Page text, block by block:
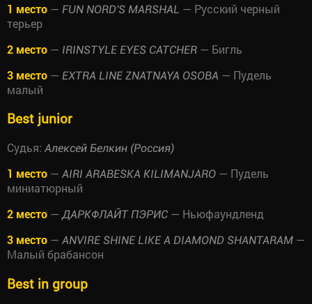
1 место — FUN NORD'S MARSHAL — Русский черный
терьер
2 место — IRINSTYLE EYES CATCHER — Бигль
3 место — EXTRA LINE ZNATNAYA OSOBA — Пудель
малый
Best junior
Судья: Алексей Белкин (Россия)
1 место — AIRI ARABESKA KILIMANJARO — Пудель
миниатюрный
2 место — ДАРКФЛАЙТ ПЭРИС — Ньюфаундленд
3 место — ANVIRE SHINE LIKE A DIAMOND SHANTARAM —
Малый брабансон
Best in group